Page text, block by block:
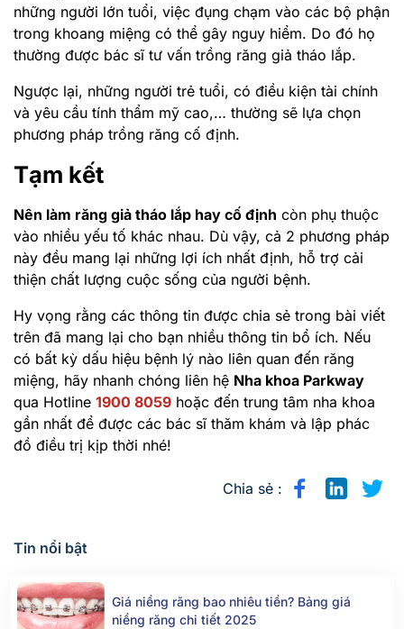
những người lớn tuổi, việc đụng chạm vào các bộ phận
trong khoang miệng có thể gây nguy hiểm. Do đó họ
thường được bác sĩ tư vấn trồng răng giả tháo lắp.
Ngược lại, những người trẻ tuổi, có điều kiện tài chính
và yêu cầu tính thẩm mỹ cao,… thường sẽ lựa chọn
phương pháp trồng răng cố định.
Tạm kết
Nên làm răng giả tháo lắp hay cố định còn phụ thuộc
vào nhiều yếu tố khác nhau. Dù vậy, cả 2 phương pháp
này đều mang lại những lợi ích nhất định, hỗ trợ cải
thiện chất lượng cuộc sống của người bệnh.
Hy vọng rằng các thông tin được chia sẻ trong bài viết
trên đã mang lại cho bạn nhiều thông tin bổ ích. Nếu
có bất kỳ dấu hiệu bệnh lý nào liên quan đến răng
miệng, hãy nhanh chóng liên hệ Nha khoa Parkway
qua Hotline 1900 8059 hoặc đến trung tâm nha khoa
gần nhất để được các bác sĩ thăm khám và lập phác
đồ điều trị kịp thời nhé!
Chia sẻ :
Tin nổi bật
Giá niềng răng bao nhiêu tiền? Bảng giá
niềng răng chi tiết 2025